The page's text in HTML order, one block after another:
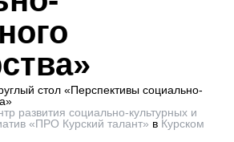
стол «Перспективы социально-
развития социально-культурных и
«ПРО Курский талант» в Курском